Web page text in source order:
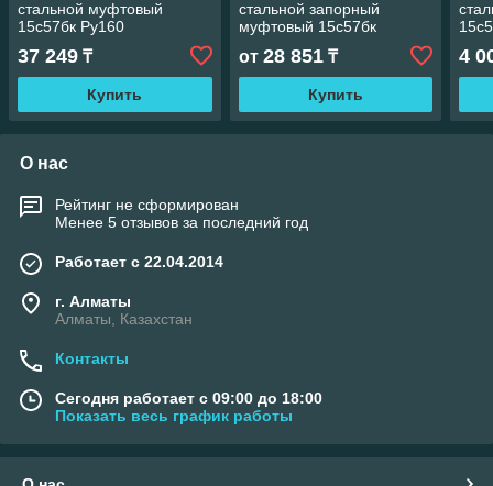
стальной муфтовый
15с57бк Ру160
37 249 ₸
Купить
стальной запорный
муфтовый 15c57бк
от 28 851₸
Купить
4
О нас
Рейтинг не сформирован
Менее 5 отзывов за последний год
Работает с 22.04.2014
г. Алматы
Алматы, Казахстан
Контакты
Сегодня работает с 09:00 до 18:00
Показать весь график работы